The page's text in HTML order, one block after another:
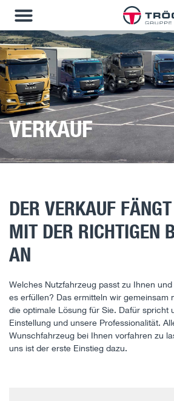
VERKAUF
DER VERKAUF
MIT DER RICHTIGEN
AN
Welches Nutzfahrzeug passt zu Ihnen
es erfüllen? Das ermitteln wir gemeinsam
die optimale Lösung für Sie. Dafür spricht
Einstellung und unsere Professionalität.
Wunschfahrzeug bei Ihnen vorfahren zu
uns ist der erste Einstieg dazu.